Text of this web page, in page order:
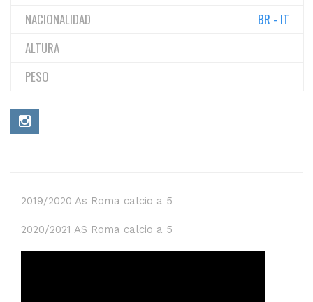
NACIONALIDAD
BR - IT
ALTURA
PESO
2019/2020 As Roma calcio a 5
2020/2021 AS Roma calcio a 5